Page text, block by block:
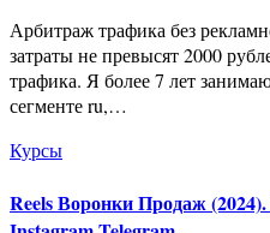
Арбитраж трафика без рекламного бюджета и опыта, ваши
затраты не превысят 2000
трафика. Я более 7 лет
сегменте ru,…
Курсы
Reels Воронки Продаж